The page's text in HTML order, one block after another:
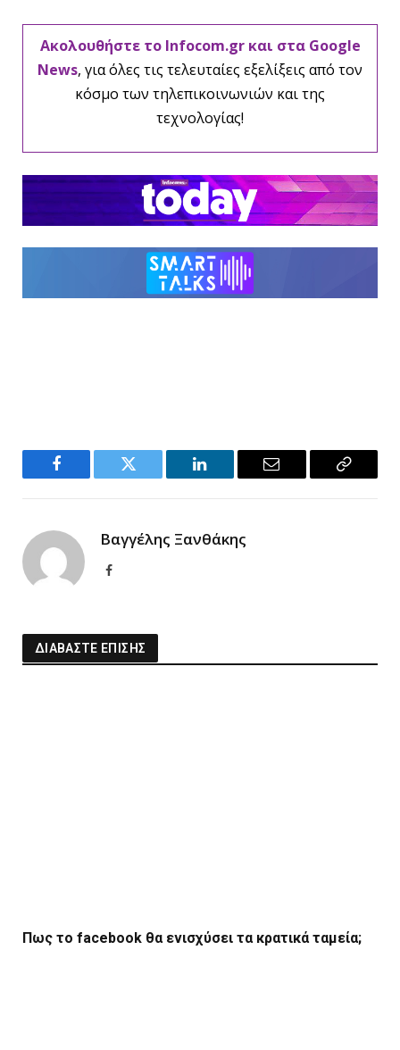
Ακολουθήστε το Infocom.gr και στα Google
News, για όλες τις τελευταίες εξελίξεις από τον
κόσμο των τηλεπικοινωνιών και της
τεχνολογίας!
Facebook Twitter LinkedIn Email
Copy
Βαγγέλης Ξανθάκης
Facebook
ΔΙΑΒΑΣΤΕ ΕΠΙΣΗΣ
Πως το facebook θα ενισχύσει τα κρατικά ταμεία;